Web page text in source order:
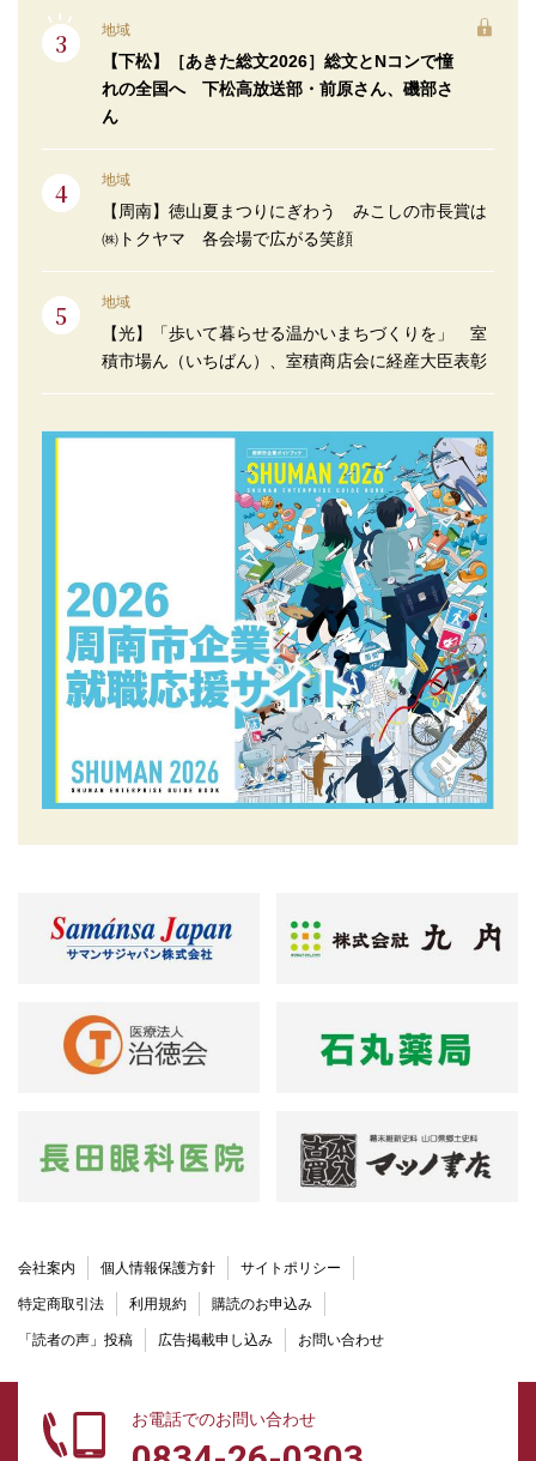
地域
【下松】［あきた総文2026］総文とNコンで憧
れの全国へ 下松高放送部・前原さん、磯部さ
ん
地域
【周南】徳山夏まつりにぎわう みこしの市長賞は
㈱トクヤマ 各会場で広がる笑顔
地域
【光】「歩いて暮らせる温かいまちづくりを」 室
積市場ん（いちばん）、室積商店会に経産大臣表彰
会社案内 個人情報保護方針 サイトポリシー
特定商取引法 利用規約 購読のお申込み
「読者の声」投稿 広告掲載申し込み お問い合わせ
お電話でのお問い合わせ